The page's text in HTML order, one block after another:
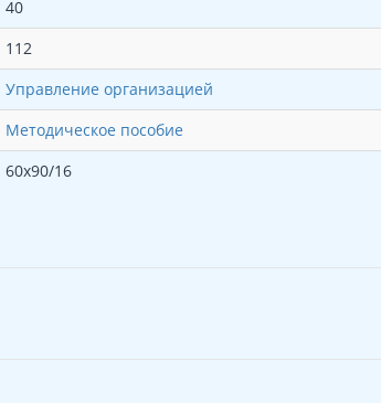
40
112
Управление организацией
Методическое пособие
60x90/16